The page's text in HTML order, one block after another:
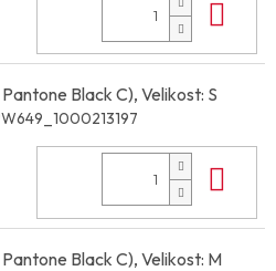
Black C), Velikost: S
Black C), Velikost: M